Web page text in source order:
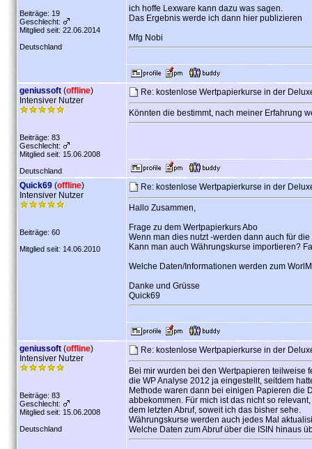
Beiträge: 19
Geschlecht:
Mitglied seit: 22.06.2014
Deutschland
ich hoffe Lexware kann dazu was sagen.
Das Ergebnis werde ich dann hier publizieren
Mfg Nobi
geniussoft (offline)
Intensiver Nutzer
Beiträge: 83
Geschlecht:
Mitglied seit: 15.06.2008
Deutschland
Re: kostenlose Wertpapierkurse in der
Könnten die bestimmt, nach meiner Erfahrung
Quick69 (offline)
Intensiver Nutzer
Beiträge: 60
Mitglied seit: 14.06.2010
Re: kostenlose Wertpapierkurse in der
Hallo Zusammen,
Frage zu dem Wertpapierkurs Abo
Wenn man dies nutzt -werden dann auch für
Kann man auch Währungskurse importieren?
Welche Daten/Informationen werden zum
Danke und Grüsse
Quick69
geniussoft (offline)
Intensiver Nutzer
Beiträge: 83
Geschlecht:
Mitglied seit: 15.06.2008
Deutschland
Re: kostenlose Wertpapierkurse in der
Bei mir wurden bei den Wertpapieren teilweise
die WP Analyse 2012 ja eingestellt, seitdem
Methode waren dann bei einigen Papieren die
abbekommen. Für mich ist das nicht so
dem letzten Abruf, soweit ich das bisher sehe.
Währungskurse werden auch jedes Mal
Welche Daten zum Abruf über die ISIN hinaus